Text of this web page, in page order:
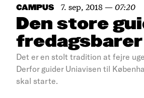
CAMPUS 7. sep, 2018—07:20
Den store
fredagsbarer
Det er en stolt tradition at fejre
Derfor guider Uniavisen til
skal starte.